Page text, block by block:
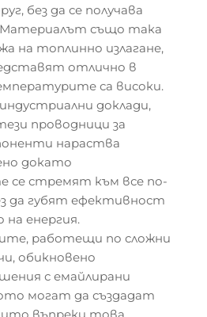
без да се получава
Материалът също така
на топлинно излагане,
отлично в
са високи.
доклади,
проводници за
нараства
докато
се стремят към все по-
да губят ефективност
на енергия.
работещи по сложни
обикновено
с емайлирани
могат да създадат